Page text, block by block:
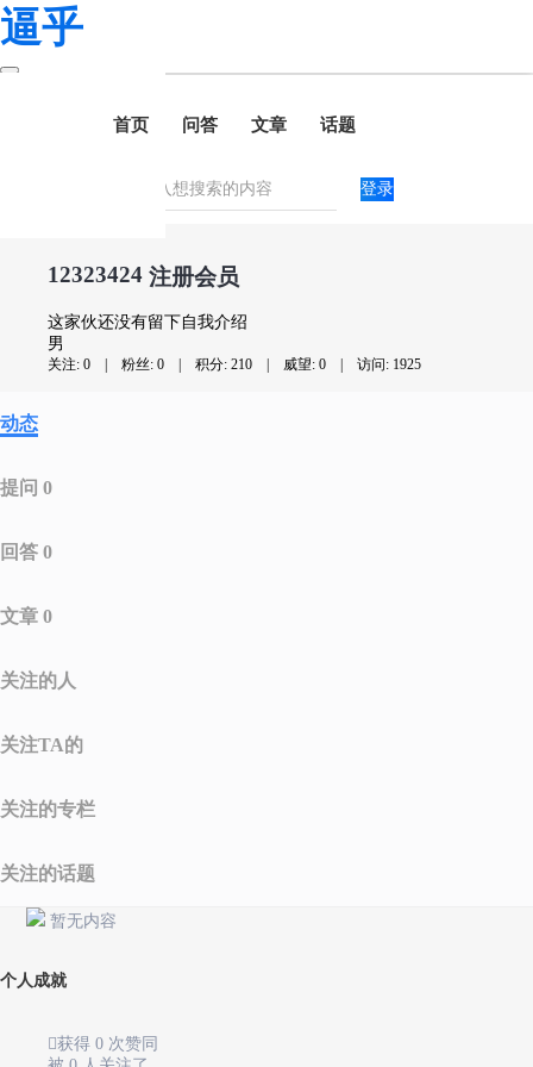
逼乎
首页 问答 文章 话题
登录
12323424 注册会员
这家伙还没有留下自我介绍
男
关注: 0 | 粉丝: 0 | 积分: 210 | 威望: 0 | 访问: 1925
动态
提问 0
回答 0
文章 0
关注的人
关注TA的
关注的专栏
关注的话题
暂无内容
个人成就
获得 0 次赞同